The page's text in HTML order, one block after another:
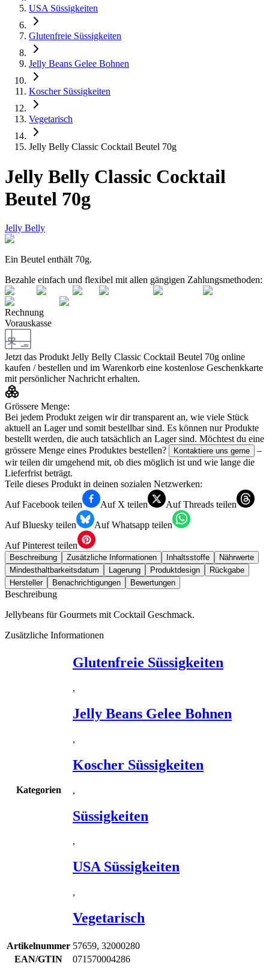
USA Süssigkeiten
Glutenfreie Süssigkeiten
Jelly Beans Gelee Bohnen
Koscher Süssigkeiten
Vegetarisch
Jelly Belly Classic Cocktail Beutel 70g
Jelly Belly Classic Cocktail
Beutel 70g
Jelly Belly
Ein Beutel enthält 70g.
Bezahle einfach und flexibel mit allen gängigen Zahlungsmethoden:
Rechnung
Vorauskasse
Jetzt das Produkt Jelly Belly Classic Cocktail Beutel 70g online
kaufen / bestellen und im Warenkorb eine kostenlose Geschenkkarte
mit persönlicher Nachricht erhalten.
Grössere Menge:
Bei jedem Produkt zeigen wir dir transparent an, wie viele Stück
aktuell an Lager und somit bestellbar sind. Es können nur Produkte
bestellt werden, die auch tatsächlich an Lager sind. Möchtest du eine
grössere Menge eines Produktes bestellen?
Kontaktiere uns gerne
–
wir teilen dir umgehend mit, ob dies möglich ist und wie lange die
Lieferfrist beträgt.
Teile dieses Produkt in deinen sozialen Netzwerken:
Auf Facebook teilen
Auf X teilen
Auf Threads teilen
Auf Bluesky teilen
Auf Whatsapp teilen
Auf Pinterest teilen
Beschreibung Zusätzliche Informationen Inhaltsstoffe
Nährwerte
Mindesthaltbarkeitsdatum
Lagerung Produktdesign
Rückgabe
Hersteller
Benachrichtigungen Bewertungen
Beschreibung
Jellybeans für Gourmets mit Cocktail Geschmack.
Zusätzliche Informationen
Kategorien
Glutenfreie Süssigkeiten
,
Jelly Beans Gelee Bohnen
,
Koscher Süssigkeiten
,
Süssigkeiten
,
USA Süssigkeiten
,
Vegetarisch
Artikelnummer 57659, 32000280
EAN/GTIN
071570004286